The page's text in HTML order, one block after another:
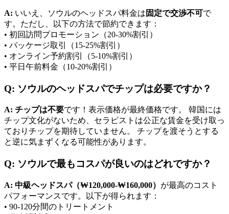
A: いいえ、ソウルのヘッドスパ料金は 固定で交渉不可で
す。ただし、以下の方法で節約できます：
• 初回訪問プロモーション（20-30%割引）
• パッケージ取引（15-25%割引）
• オンライン予約割引（5-10%割引）
• 平日午前料金（10-20%割引）
Q: ソウルのヘッドスパでチップは必要ですか？
A: チップは不要です！表示価格が最終価格です。 韓国には
チップ文化がないため、セラピストは公正な賃金を受け取っ
ておりチップを期待していません。 チップを渡そうとする
と逆に気まずくなる可能性があります。
Q: ソウルで最もコスパが良いのはどれですか？
A: 中級ヘッドスパ（₩120,000-₩160,000） が最高のコスト
パフォーマンスです。以下が得られます：
• 90-120分間のトリートメント